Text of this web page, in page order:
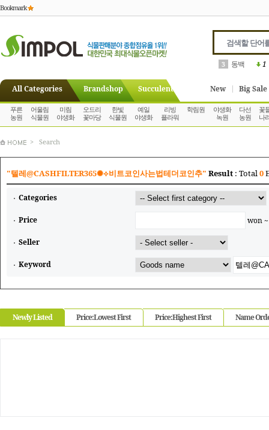
Bookmark
3 동백 1
All Categories Brandshop Succulent New Big Sale
푸른
농원
어울림
식물원
미림
야생화
오드리
꽃마당
한빛
식물원
예일
야생화
리빙
플라워
학림원
야생화
녹원
다선
농원
꽃
나
> Search
"텔레@CASHFILTER365✺⟡비트코인사는법테더코인추" Result : Total0
Categories
Price won
Seller
Keyword
Newly Listed Price:Lowest First Price:Highest First Name